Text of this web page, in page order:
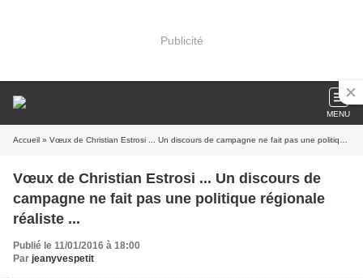
Publicité
MENU
Accueil » Vœux de Christian Estrosi ... Un discours de campagne ne fait pas une politique régionale réaliste ...
Vœux de Christian Estrosi ... Un discours de
campagne ne fait pas une politique régionale
réaliste ...
Publié le 11/01/2016 à 18:00
Par jeanyvespetit